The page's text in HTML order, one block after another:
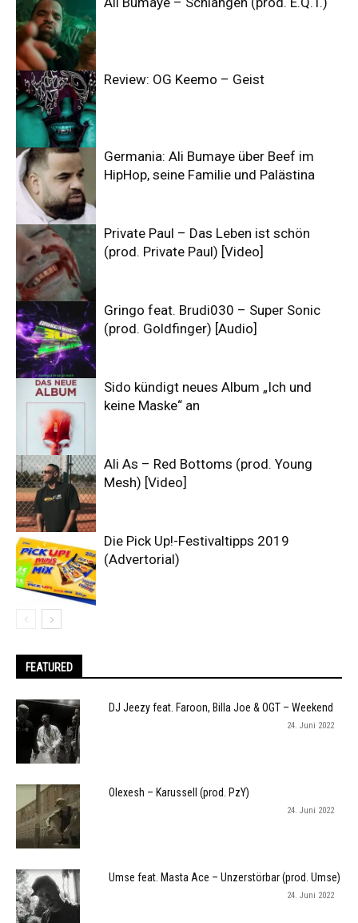
Review: OG Keemo – Geist
Germania: Ali Bumaye über Beef im
HipHop, seine Familie und Palästina
Private Paul – Das Leben ist schön
(prod. Private Paul) [Video]
Gringo feat. Brudi030 – Super Sonic
(prod. Goldfinger) [Audio]
Sido kündigt neues Album „Ich und
keine Maske“ an
Ali As – Red Bottoms (prod. Young
Mesh) [Video]
Die Pick Up!-Festivaltipps 2019
(Advertorial)
FEATURED
DJ Jeezy feat. Faroon, Billa Joe & OGT – Weekend
24. Juni 2022
Olexesh – Karussell (prod. PzY)
24. Juni 2022
Umse feat. Masta Ace – Unzerstörbar (prod. Umse)
24. Juni 2022